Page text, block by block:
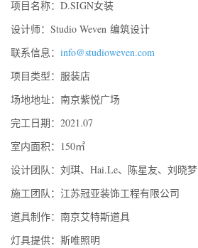
项目名称： D.SIGN女装
设计师： Studio Weven 编筑设计
联系信息： info@studioweven.com
项目类型：服装店
场地地址：南京紫悦广场
完工日期： 2021.07
室内面积： 150㎡
设计团队：刘琪、 Hai.Le、陈星友、刘晓梦
施工团队：江苏冠亚装饰工程有限公司
道具制作：南京艾特斯道具
灯具提供：斯唯照明